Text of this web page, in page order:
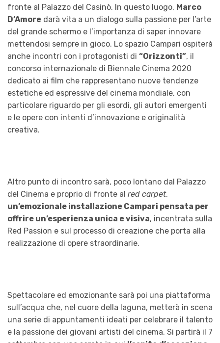
fronte al Palazzo del Casinò. In questo luogo, Marco
D’Amore darà vita a un dialogo sulla passione per l’arte
del grande schermo e l’importanza di saper innovare
mettendosi sempre in gioco. Lo spazio Campari ospiterà
anche incontri con i protagonisti di “Orizzonti”, il
concorso internazionale di Biennale Cinema 2020
dedicato ai film che rappresentano nuove tendenze
estetiche ed espressive del cinema mondiale, con
particolare riguardo per gli esordi, gli autori emergenti
e le opere con intenti d’innovazione e originalità
creativa.
Altro punto di incontro sarà, poco lontano dal Palazzo
del Cinema e proprio di fronte al red carpet,
un’emozionale installazione Campari pensata per
offrire un’esperienza unica e visiva, incentrata sulla
Red Passion e sul processo di creazione che porta alla
realizzazione di opere straordinarie.
Spettacolare ed emozionante sarà poi una piattaforma
sull’acqua che, nel cuore della laguna, metterà in scena
una serie di appuntamenti ideati per celebrare il talento
e la passione dei giovani artisti del cinema. Si partirà il 7